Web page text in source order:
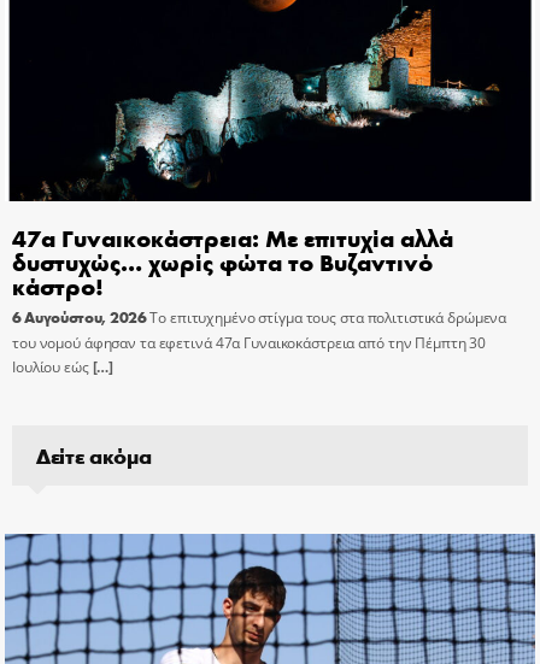
47α Γυναικοκάστρεια: Με επιτυχία αλλά
δυστυχώς… χωρίς φώτα το Βυζαντινό
κάστρο!
6 Αυγούστου, 2026Το επιτυχημένο στίγμα τους στα πολιτιστικά δρώμενα
του νομού άφησαν τα εφετινά 47α Γυναικοκάστρεια από την Πέμπτη 30
Ιουλίου εώς[…]
Δείτε ακόμα